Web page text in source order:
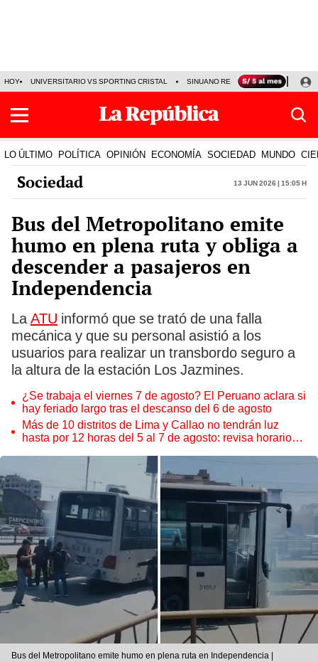
HOY UNIVERSITARIO VS SPORTING CRISTAL SINUANO RESULTADOS HOY
LO ÚLTIMO POLÍTICA OPINIÓN ECONOMÍA SOCIEDAD MUNDO
Sociedad 13 Jun 2026 | 15:05 h
Bus del Metropolitano emite
humo en plena ruta y obliga a
descender a pasajeros en
Independencia
La ATU informó que se trató de una falla
mecánica y que su personal asistió a los
usuarios para realizar un transbordo seguro a
la altura de la estación Los Jazmines.
¿Se trabaja el viernes 7 de agosto? El Peruano aclara si
hay feriado largo tras el descanso del 6 de agosto
Más de 10 distritos de Lima y Callao no tendrán luz
hasta por 12 horas del 5 al 7 de agosto: revisa horarios y
Bus del Metropolitano emite humo en plena ruta en Independencia |